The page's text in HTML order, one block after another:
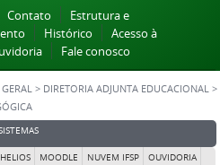
Contato
Estrutura e
Histórico
Acesso à
Fale conosco
> DIRETORIA ADJUNTA EDUCACIONAL >
HELIOS MOODLE NUVEM IFSP
OUVIDORIA